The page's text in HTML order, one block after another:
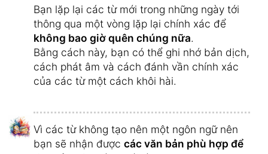
Bạn lặp lại các từ mới trong những ngày tới
thông qua một vòng lặp lại chính xác để
không bao giờ quên chúng nữa.
Bằng cách này, bạn có thể ghi nhớ bản dịch,
cách phát âm và cách đánh vần chính xác
của các từ một cách khôi hài.
Vì các từ không tạo nên một ngôn ngữ nên
bạn sẽ nhận được các văn bản phù hợp để